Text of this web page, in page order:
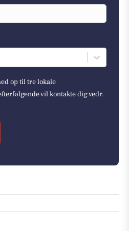
op til tre lokale
vil kontakte dig vedr.